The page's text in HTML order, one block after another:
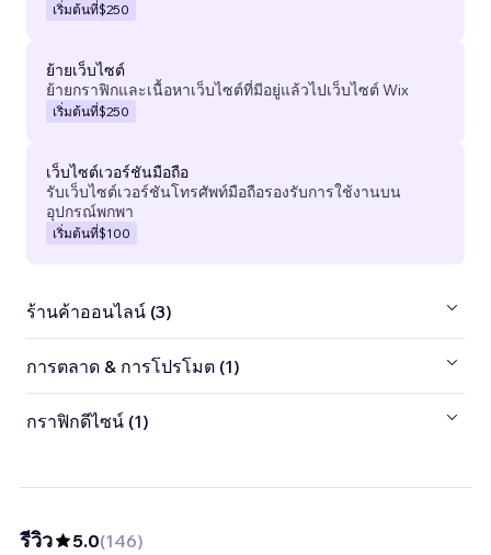
เริ่มต้นที่$250
ย้ายเว็บไซต์
ย้ายกราฟิกและเนื้อหาเว็บไซต์ที่มีอยู่แล้วไปเว็บไซต์ Wix
เริ่มต้นที่$250
เว็บไซต์เวอร์ชันมือถือ
รับเว็บไซต์เวอร์ชันโทรศัพท์มือถือรองรับการใช้งานบน
อุปกรณ์พกพา
เริ่มต้นที่$100
ร้านค้าออนไลน์ (3)
การตลาด & การโปรโมต (1)
กราฟิกดีไซน์ (1)
รีวิว 5.0(146)